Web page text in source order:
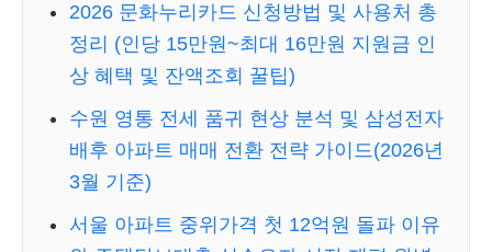
2026 문화누리카드 신청방법 및 사용처 총
정리 (인당 15만원~최대 16만원 지원금 인
상 혜택 및 잔액조회 꿀팁)
수원 영통 전세 품귀 현상 분석 및 삼성전자
배후 아파트 매매 전환 전략 가이드(2026년
3월 기준)
서울 아파트 중위가격 첫 12억원 돌파 이유